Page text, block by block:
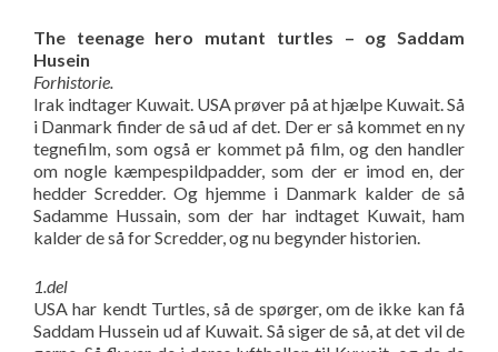
The teenage hero mutant turtles – og Saddam
Husein
Forhistorie.
Irak indtager Kuwait. USA prøver på at hjælpe Kuwait. Så
i Danmark finder de så ud af det. Der er så kommet en ny
tegnefilm, som også er kommet på film, og den handler
om nogle kæmpespildpadder, som der er imod en, der
hedder Scredder. Og hjemme i Danmark kalder de så
Sadamme Hussain, som der har indtaget Kuwait, ham
kalder de så for Scredder, og nu begynder historien.
1.del
USA har kendt Turtles, så de spørger, om de ikke kan få
Saddam Hussein ud af Kuwait. Så siger de så, at det vil de